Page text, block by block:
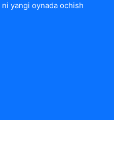
yangi oynada ochish